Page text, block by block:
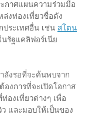
ะกาศแผนความร่วมมือ
งท่องเที่ยวชื่อดัง
ประเทศอื่น เช่น สโตน
นรัฐแคลิฟอร์เนีย
ลังรอที่จะค้นพบจาก
ต้องการที่จะเปิดโอกาส
องเที่ยวต่างๆ เพื่อ
และมอบให้เป็นของ